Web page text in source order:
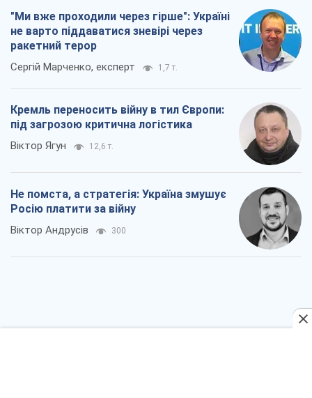
"Ми вже проходили через гірше": Україні
не варто піддаватися зневірі через
ракетний терор
Сергій Марченко, експерт 1,7 т.
Кремль переносить війну в тил Європи:
під загрозою критична логістика
Віктор Ягун 12,6 т.
Не помста, а стратегія: Україна змушує
Росію платити за війну
Віктор Андрусів 300